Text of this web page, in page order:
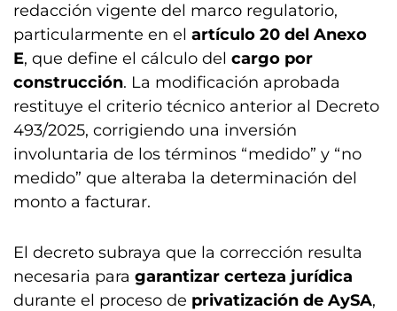
redacción vigente del marco regulatorio,
particularmente en el artículo 20 del Anexo
E, que define el cálculo del cargo por
construcción. La modificación aprobada
restituye el criterio técnico anterior al Decreto
493/2025, corrigiendo una inversión
involuntaria de los términos “medido” y “no
medido” que alteraba la determinación del
monto a facturar.
El decreto subraya que la corrección resulta
necesaria para garantizar certeza jurídica
durante el proceso de privatización de AySA,